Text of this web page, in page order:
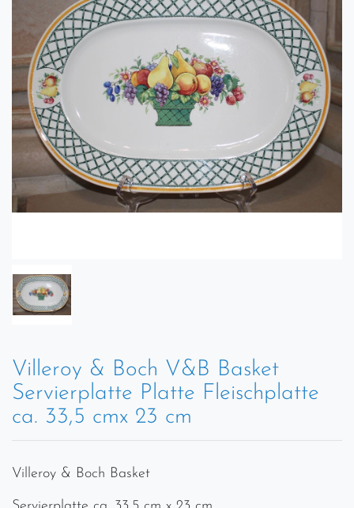
Villeroy & Boch V&B Basket
Servierplatte Platte Fleischplatte
ca. 33,5 cmx 23 cm
Villeroy & Boch Basket